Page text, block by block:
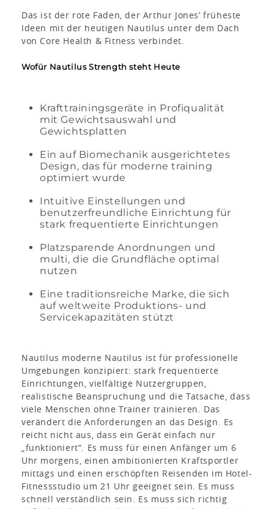
Das ist der rote Faden, der Arthur Jones’ früheste
Ideen mit der heutigen Nautilus unter dem Dach
von Core Health & Fitness verbindet.
Wofür Nautilus Strength steht Heute
Krafttrainingsgeräte in Profiqualität
mit Gewichtsauswahl und
Gewichtsplatten
Ein auf Biomechanik ausgerichtetes
Design, das für moderne training
optimiert wurde
Intuitive Einstellungen und
benutzerfreundliche Einrichtung für
stark frequentierte Einrichtungen
Platzsparende Anordnungen und
multi, die die Grundfläche optimal
nutzen
Eine traditionsreiche Marke, die sich
auf weltweite Produktions- und
Servicekapazitäten stützt
Nautilus moderne Nautilus ist für professionelle
Umgebungen konzipiert: stark frequentierte
Einrichtungen, vielfältige Nutzergruppen,
realistische Beanspruchung und die Tatsache, dass
viele Menschen ohne Trainer trainieren. Das
verändert die Anforderungen an das Design. Es
reicht nicht aus, dass ein Gerät einfach nur
„funktioniert“. Es muss für einen Anfänger um 6
Uhr morgens, einen ambitionierten Kraftsportler
mittags und einen erschöpften Reisenden im Hotel-
Fitnessstudio um 21 Uhr geeignet sein. Es muss
schnell verständlich sein. Es muss sich richtig